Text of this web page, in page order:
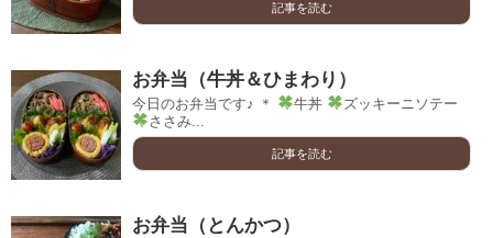
記事を読む
お弁当（牛丼＆ひまわり）
今日のお弁当です♪ ＊ 牛丼
ズッキーニソテー
ささみ...
記事を読む
お弁当（とんかつ）